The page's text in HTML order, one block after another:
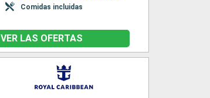
Comidas incluidas
VER LAS OFERTAS